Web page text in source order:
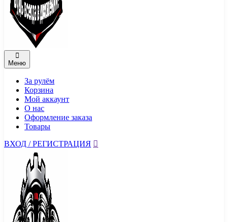
Меню
За рулём
Корзина
Мой аккаунт
О нас
Оформление заказа
Товары
ВХОД / РЕГИСТРАЦИЯ